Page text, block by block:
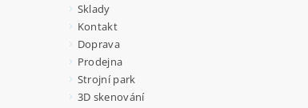
Sklady
Kontakt
Doprava
Prodejna
Strojní park
3D skenování